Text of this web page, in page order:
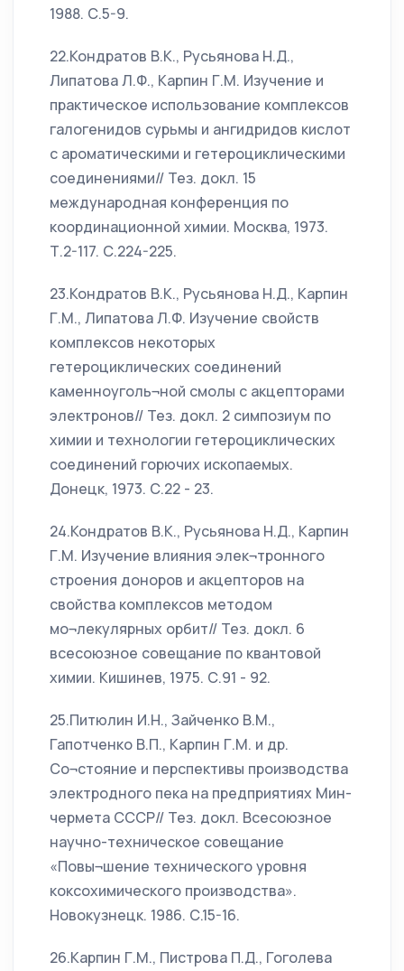
1988. С.5-9.
22.Кондратов В.К., Русьянова Н.Д.,
Липатова Л.Ф., Карпин Г.М. Изучение и
практическое использование комплексов
галогенидов сурьмы и ангидридов кислот
с ароматическими и гетероциклическими
соединениями// Тез. докл. 15
международная конференция по
координационной химии. Москва, 1973.
Т.2-117. С.224-225.
23.Кондратов В.К., Русьянова Н.Д., Карпин
Г.М., Липатова Л.Ф. Изучение свойств
комплексов некоторых
гетероциклических соединений
каменноуголь¬ной смолы с акцепторами
электронов// Тез. докл. 2 симпозиум по
химии и технологии гетероциклических
соединений горючих ископаемых.
Донецк, 1973. С.22 - 23.
24.Кондратов В.К., Русьянова Н.Д., Карпин
Г.М. Изучение влияния элек¬тронного
строения доноров и акцепторов на
свойства комплексов методом
мо¬лекулярных орбит// Тез. докл. 6
всесоюзное совещание по квантовой
химии. Кишинев, 1975. С.91 - 92.
25.Питюлин И.Н., Зайченко В.М.,
Гапотченко В.П., Карпин Г.М. и др.
Со¬стояние и перспективы производства
электродного пека на предприятиях Мин-
чермета СССР// Тез. докл. Всесоюзное
научно-техническое совещание
«Повы¬шение технического уровня
коксохимического производства».
Новокузнецк. 1986. С.15-16.
26.Карпин Г.М., Пистрова П.Д., Гоголева